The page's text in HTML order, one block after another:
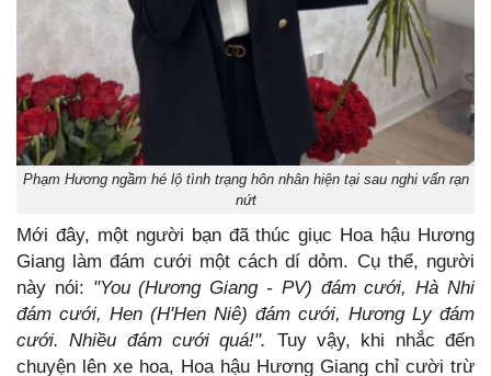
Phạm Hương ngầm hé lộ tình trạng hôn nhân hiện tại sau nghi vấn rạn
nứt
Mới đây, một người bạn đã thúc giục Hoa hậu Hương
Giang làm đám cưới một cách dí dỏm. Cụ thể, người
này nói: "You (Hương Giang - PV) đám cưới, Hà Nhi
đám cưới, Hen (H'Hen Niê) đám cưới, Hương Ly đám
cưới. Nhiều đám cưới quá!". Tuy vậy, khi nhắc đến
chuyện lên xe hoa, Hoa hậu Hương Giang chỉ cười trừ